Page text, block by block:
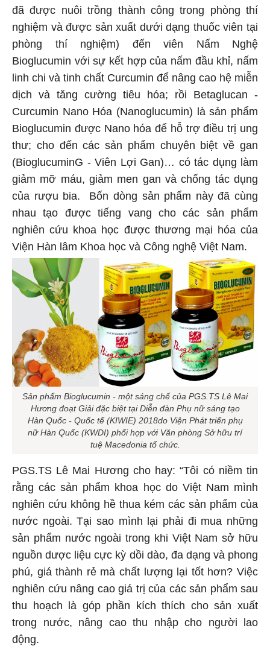
đã được nuôi trồng thành công trong phòng thí
nghiệm và được sản xuất dưới dạng thuốc viên tại
phòng thí nghiệm) đến viên Nấm Nghệ
Bioglucumin với sự kết hợp của nấm đầu khỉ, nấm
linh chi và tinh chất Curcumin để nâng cao hệ miễn
dịch và tăng cường tiêu hóa; rồi Betaglucan -
Curcumin Nano Hóa (Nanoglucumin) là sản phẩm
Bioglucumin được Nano hóa để hỗ trợ điều trị ung
thư; cho đến các sản phẩm chuyên biệt về gan
(BioglucuminG - Viên Lợi Gan)… có tác dụng làm
giảm mỡ máu, giảm men gan và chống tác dụng
của rượu bia. Bốn dòng sản phẩm này đã cùng
nhau tạo được tiếng vang cho các sản phẩm
nghiên cứu khoa học được thương mại hóa của
Viện Hàn lâm Khoa học và Công nghệ Việt Nam.
Sản phẩm Bioglucumin - một sáng chế của PGS.TS Lê Mai
Hương đoạt Giải đặc biệt tại Diễn đàn Phụ nữ sáng tạo
Hàn Quốc - Quốc tế (KIWIE) 2018do Viện Phát triển phụ
nữ Hàn Quốc (KWDI) phối hợp với Văn phòng Sở hữu trí
tuệ Macedonia tổ chức.
PGS.TS Lê Mai Hương cho hay: “Tôi có niềm tin
rằng các sản phẩm khoa học do Việt Nam mình
nghiên cứu không hề thua kém các sản phẩm của
nước ngoài. Tại sao mình lại phải đi mua những
sản phẩm nước ngoài trong khi Việt Nam sở hữu
nguồn dược liệu cực kỳ dồi dào, đa dạng và phong
phú, giá thành rẻ mà chất lượng lại tốt hơn? Việc
nghiên cứu nâng cao giá trị của các sản phẩm sau
thu hoạch là góp phần kích thích cho sản xuất
trong nước, nâng cao thu nhập cho người lao
động.